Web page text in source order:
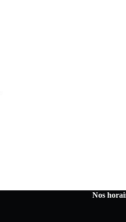
Nos